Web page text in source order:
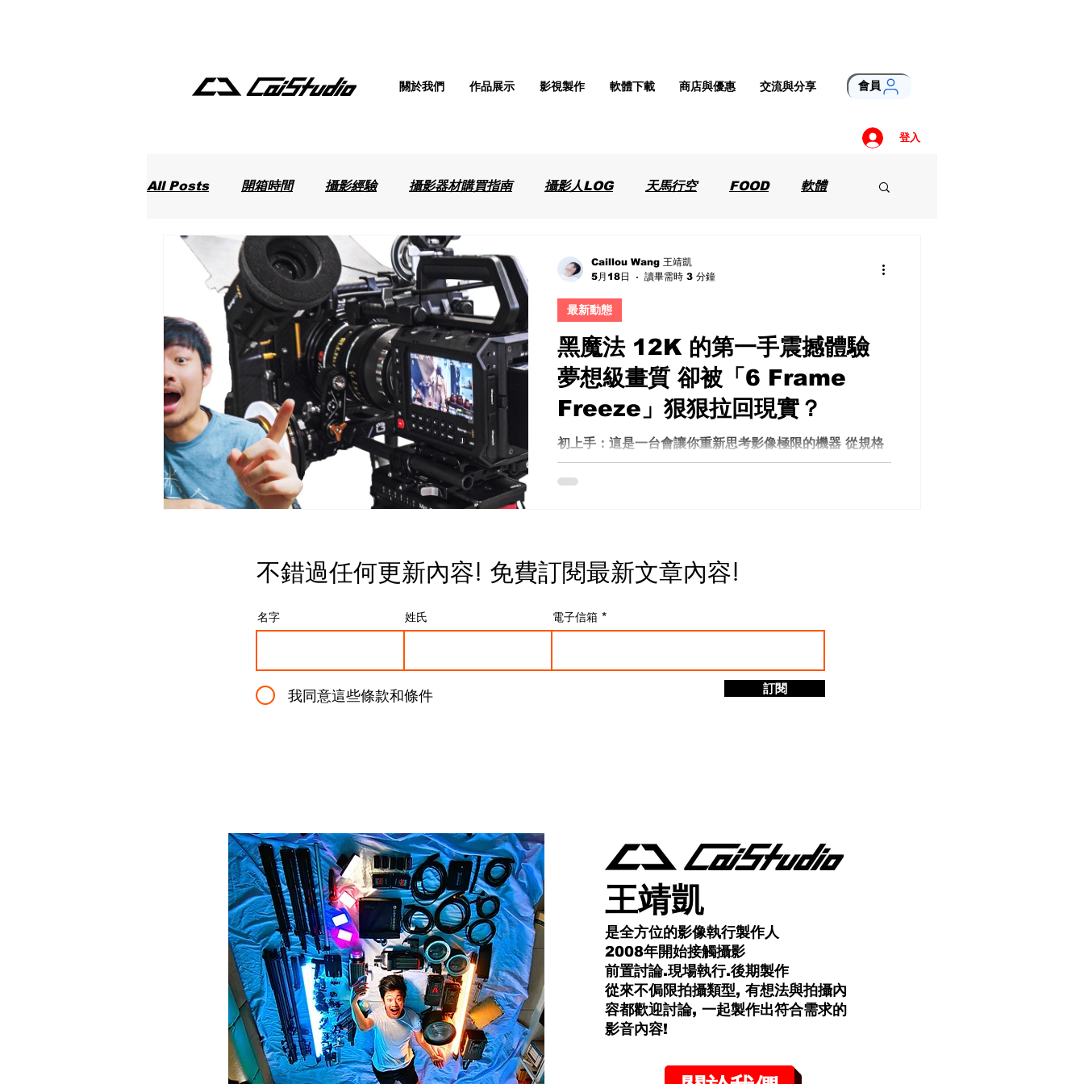
登入
All Posts 開箱時間 攝影經驗 攝影器材購買指南 攝影人LOG 天馬行空 FOOD 軟體
最新動態
黑魔法 12K 的第一手震撼體驗
夢想級畫質 卻被「6 Frame
Freeze」狠狠拉回現實？
初上手：這是一台會讓你重新思考影像極限的機器 從規格
到實際畫面，12K 並不是單純「更高解析度」。它帶來的
是一種幾乎可以任意裁切、重新構圖、甚至後期再創作的
短幾分鐘的觀察中，你就能感受到它的潛力。但問題是
—— 現實一拳打醒：每一段錄影前的「6 Frame
現一個讓人完全無法忽視的問題。每一次按下錄影鍵的那
關鍵的是——這不是特定設定才會出現的問題。我測試了
幾乎所有解析度： 12K 9K 8K 4K 結果完全一樣。每一
最新動態
Caillou Wang 王靖凱
5月18日
讀畢需時 3 分鐘
不錯過任何更新內容! 免費訂閱最新文章內容!
名字 姓氏 電子信箱
我同意這些條款和條件 訂閱
王靖凱
是全方位的影像執行製作人
2008年開始接觸攝影
前置討論.現場執行.後期製作
從來不侷限拍攝類型, 有想法與拍攝內
容都歡迎討論, 一起製作出符合需求的
影音內容!​
關於我們 作品展示 影視製作 軟體下載 商店與優惠 交流與分享 會員